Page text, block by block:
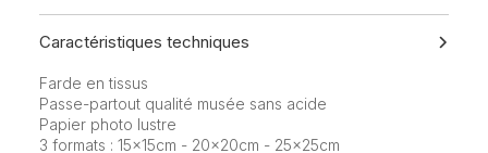
Caractéristiques techniques
Farde en tissus
Passe-partout qualité musée sans acide
Papier photo lustre
3 formats : 15x15cm - 20x20cm - 25x25cm